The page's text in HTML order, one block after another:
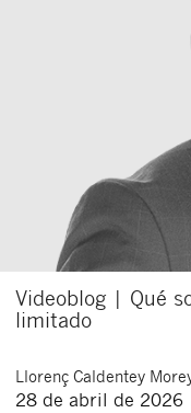
Videoblog | Qué
limitado
Llorenç Caldentey
28 de abril de 2026